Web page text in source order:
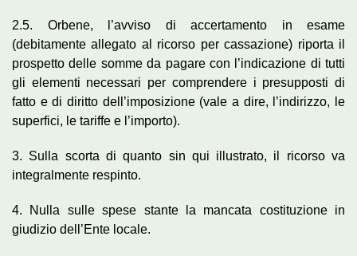
2.5. Orbene, l’avviso di accertamento in esame
(debitamente allegato al ricorso per cassazione) riporta il
prospetto delle somme da pagare con l’indicazione di tutti
gli elementi necessari per comprendere i presupposti di
fatto e di diritto dell’imposizione (vale a dire, l’indirizzo, le
superfici, le tariffe e l’importo).
3. Sulla scorta di quanto sin qui illustrato, il ricorso va
integralmente respinto.
4. Nulla sulle spese stante la mancata costituzione in
giudizio dell’Ente locale.